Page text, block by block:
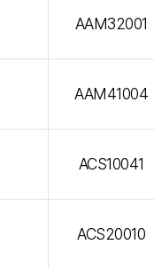
AAM32001
AAM41004
ACS10041
ACS20010